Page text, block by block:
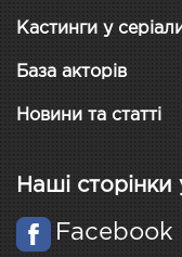
Кастинги у
База акторів
Новини та статті
Наші
Facebook